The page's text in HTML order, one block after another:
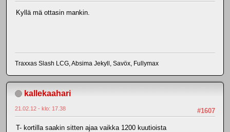
Kyllä mä ottasin mankin.
Traxxas Slash LCG, Absima Jekyll, Savöx, Fullymax
kallekaahari
#1607
21.02.12 - klo: 17.38
T- kortilla saakin sitten ajaa vaikka 1200 kuutioista